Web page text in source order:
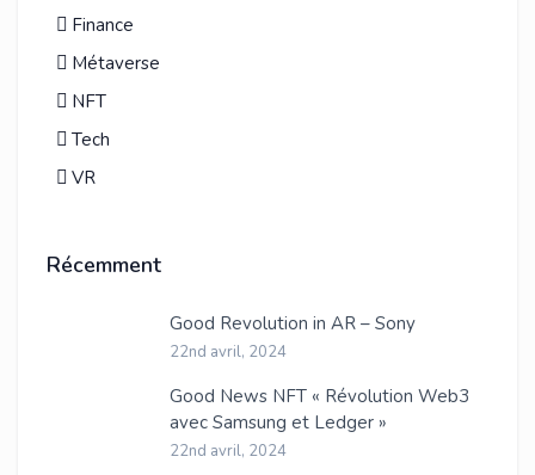
Finance
Métaverse
NFT
Tech
VR
Récemment
Good Revolution in AR – Sony
22nd avril, 2024
Good News NFT « Révolution Web3
avec Samsung et Ledger »
22nd avril, 2024